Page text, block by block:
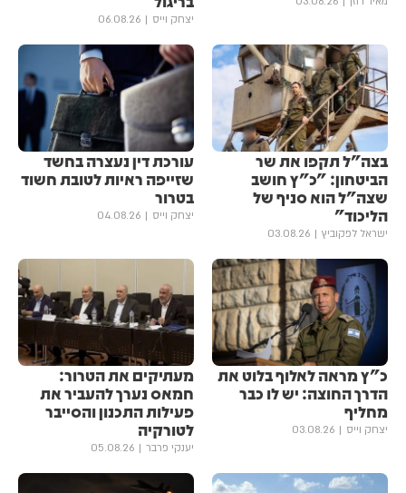
יצחק וייס 06.08.26
בצה"ל תקפו את שר
הביטחון: "כ"ץ חושב
שצה"ל הוא סניף של
הליכוד"
ישראל לפקוביץ 03.08.26
עורכת דין נעצרה בחשד
שזייפה ראיות לטובת חשוד
בטרור
יצחק וייס 04.08.26
כ"ץ מראה לאלוף בלוט את
הדרך החוצה: יש לו כבר
מחליף
יצחק וייס 03.08.26
מעתיקים את הטרור:
חמאס נערך להעביר את
פעילות התכנון והסייבר
לטורקיה
יענקי פרבר 05.08.26